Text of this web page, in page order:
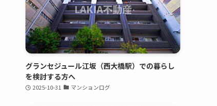
グランセジュール江坂（西大橋駅）での暮らし
を検討する方へ
2025-10-31 マンションログ